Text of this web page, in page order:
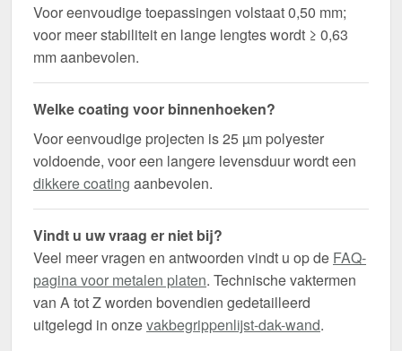
Voor eenvoudige toepassingen volstaat 0,50 mm;
voor meer stabiliteit en lange lengtes wordt ≥ 0,63
mm aanbevolen.
Welke coating voor binnenhoeken?
Voor eenvoudige projecten is 25 µm polyester
voldoende, voor een langere levensduur wordt een
dikkere coating aanbevolen.
Vindt u uw vraag er niet bij?
Veel meer vragen en antwoorden vindt u op de FAQ-
pagina voor metalen platen. Technische vaktermen
van A tot Z worden bovendien gedetailleerd
uitgelegd in onzevakbegrippenlijst-dak-wand.